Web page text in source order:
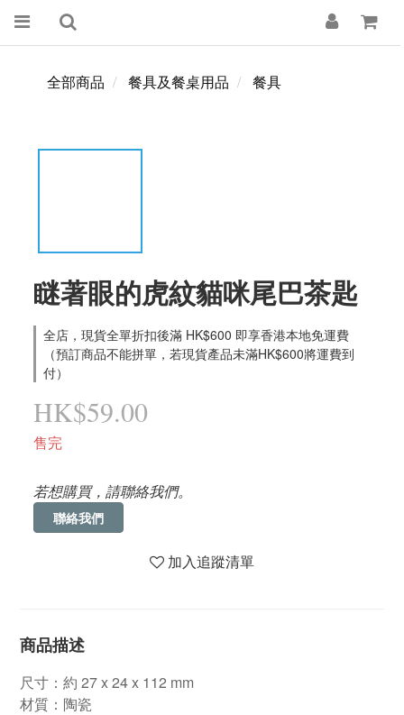
全部商品 餐具及餐桌用品 餐具
瞇著眼的虎紋貓咪尾巴茶匙
全店，現貨全單折扣後滿 HK$600 即享香港本地免運費
（預訂商品不能拼單，若現貨產品未滿HK$600將運費到
付）
HK$59.00
售完
若想購買，請聯絡我們。
聯絡我們
加入追蹤清單
商品描述
尺寸：約 27 x 24 x 112 mm
材質：陶瓷